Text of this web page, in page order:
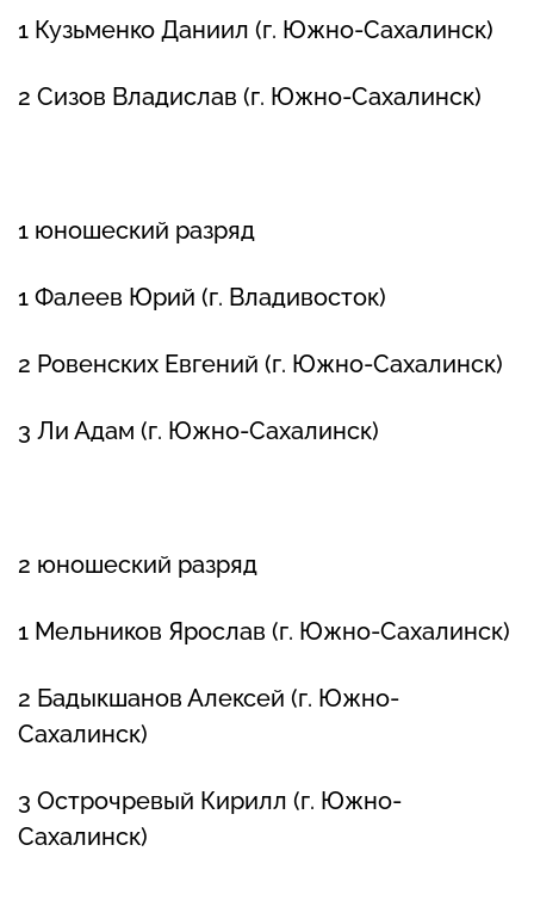
1 Кузьменко Даниил (г. Южно-Сахалинск)
2 Сизов Владислав (г. Южно-Сахалинск)
1 юношеский разряд
1 Фалеев Юрий (г. Владивосток)
2 Ровенских Евгений (г. Южно-Сахалинск)
3 Ли Адам (г. Южно-Сахалинск)
2 юношеский разряд
1 Мельников Ярослав (г. Южно-Сахалинск)
2 Бадыкшанов Алексей (г. Южно-
Сахалинск)
3 Острочревый Кирилл (г. Южно-
Сахалинск)